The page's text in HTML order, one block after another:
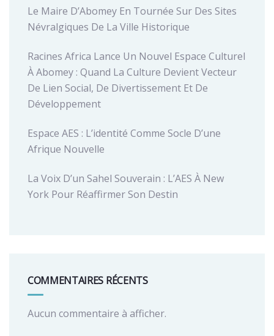
Le Maire D’Abomey En Tournée Sur Des Sites
Névralgiques De La Ville Historique
Racines Africa Lance Un Nouvel Espace Culturel
À Abomey : Quand La Culture Devient Vecteur
De Lien Social, De Divertissement Et De
Développement
Espace AES : L’identité Comme Socle D’une
Afrique Nouvelle
La Voix D’un Sahel Souverain : L’AES À New
York Pour Réaffirmer Son Destin
COMMENTAIRES RÉCENTS
Aucun commentaire à afficher.